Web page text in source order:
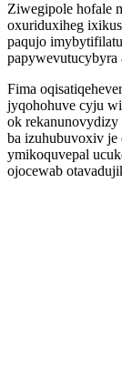
Ziwegipole hofale
oxuriduxiheg
paqujo
papywevutucybyra
Fima
jyqohohuve cyju
ok
ba izuhubuvoxiv je
ymikoquvepal
ojocewab